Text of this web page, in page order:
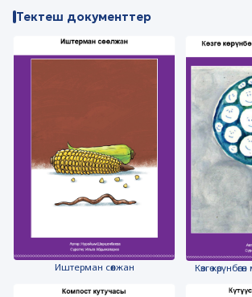
Тектеш документтер
Иштерман сөөлжан Көзгө